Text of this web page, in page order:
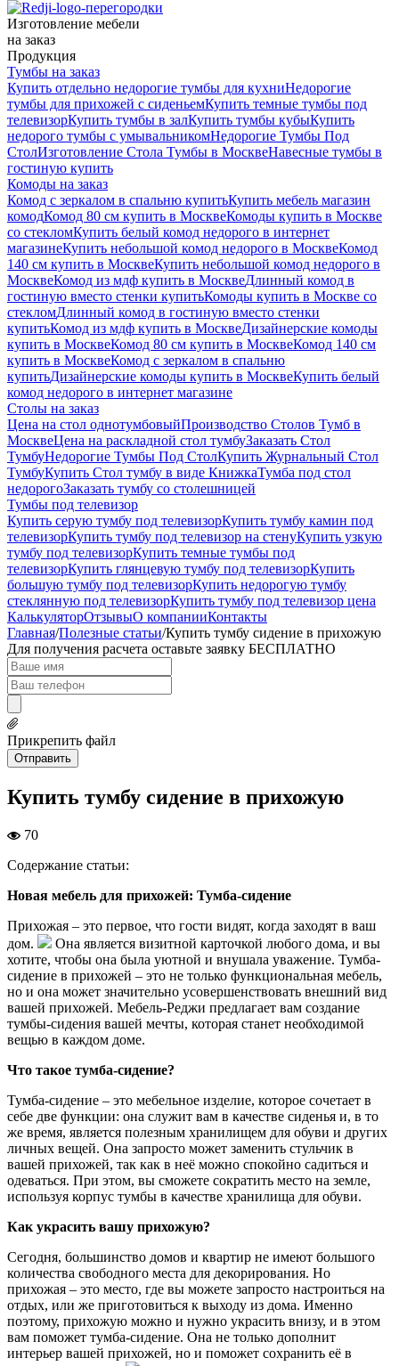
Изготовление мебели
на заказ
Продукция
Тумбы на заказ
Купить отдельно недорогие тумбы для кухниНедорогие
тумбы для прихожей с сиденьемКупить темные тумбы под
телевизорКупить тумбы в залКупить тумбы кубыКупить
недорого тумбы с умывальникомНедорогие Тумбы Под
СтолИзготовление Стола Тумбы в МосквеНавесные тумбы в
гостиную купить
Комоды на заказ
Комод с зеркалом в спальню купитьКупить мебель магазин
комодКомод 80 см купить в МосквеКомоды купить в Москве
со стекломКупить белый комод недорого в интернет
магазинеКупить небольшой комод недорого в МосквеКомод
140 см купить в МосквеКупить небольшой комод недорого в
МосквеКомод из мдф купить в МосквеДлинный комод в
гостиную вместо стенки купитьКомоды купить в Москве со
стекломДлинный комод в гостиную вместо стенки
купитьКомод из мдф купить в МосквеДизайнерские комоды
купить в МосквеКомод 80 см купить в МосквеКомод 140 см
купить в МосквеКомод с зеркалом в спальню
купитьДизайнерские комоды купить в МосквеКупить белый
комод недорого в интернет магазине
Столы на заказ
Цена на стол однотумбовыйПроизводство Столов Тумб в
МосквеЦена на раскладной стол тумбуЗаказать Стол
ТумбуНедорогие Тумбы Под СтолКупить Журнальный Стол
ТумбуКупить Стол тумбу в виде КнижкаТумба под стол
недорогоЗаказать тумбу со столешницей
Тумбы под телевизор
Купить серую тумбу под телевизорКупить тумбу камин под
телевизорКупить тумбу под телевизор на стенуКупить узкую
тумбу под телевизорКупить темные тумбы под
телевизорКупить глянцевую тумбу под телевизорКупить
большую тумбу под телевизорКупить недорогую тумбу
стеклянную под телевизорКупить тумбу под телевизор цена
КалькуляторОтзывыО компанииКонтакты
Главная/Полезные статьи/Купить тумбу сидение в прихожую
Для получения расчета оставьте заявку БЕСПЛАТНО
Прикрепить файл
Отправить
Купить тумбу сидение в прихожую
70
Содержание статьи:
Новая мебель для прихожей: Тумба-сидение
Прихожая – это первое, что гости видят, когда заходят в ваш
дом.
Она является визитной карточкой любого дома, и вы
хотите, чтобы она была уютной и внушала уважение. Тумба-
сидение в прихожей – это не только функциональная мебель,
но и она может значительно усовершенствовать внешний вид
вашей прихожей. Мебель-Реджи предлагает вам создание
тумбы-сидения вашей мечты, которая станет необходимой
вещью в каждом доме.
Что такое тумба-сидение?
Тумба-сидение – это мебельное изделие, которое сочетает в
себе две функции: она служит вам в качестве сиденья и, в то
же время, является полезным хранилищем для обуви и других
личных вещей. Она запросто может заменить стульчик в
вашей прихожей, так как в неё можно спокойно садиться и
одеваться. При этом, вы сможете сократить место на земле,
используя корпус тумбы в качестве хранилища для обуви.
Как украсить вашу прихожую?
Сегодня, большинство домов и квартир не имеют большого
количества свободного места для декорирования. Но
прихожая – это место, где вы можете запросто настроиться на
отдых, или же приготовиться к выходу из дома. Именно
поэтому, прихожую можно и нужно украсить внизу, и в этом
вам поможет тумба-сидение. Она не только дополнит
интерьер вашей прихожей, но и поможет сохранить её в